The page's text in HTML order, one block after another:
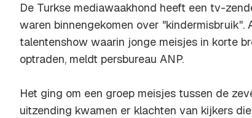
De Turkse mediawaakhond heeft een tv-
waren binnengekomen over "kindermisbruik''.
talentenshow waarin jonge meisjes in korte
optraden, meldt persbureau ANP.
Het ging om een groep meisjes tussen de
uitzending kwamen er klachten van kijkers